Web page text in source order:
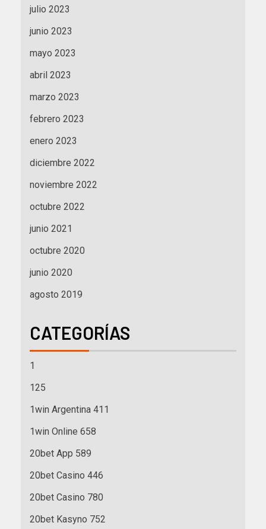
julio 2023
junio 2023
mayo 2023
abril 2023
marzo 2023
febrero 2023
enero 2023
diciembre 2022
noviembre 2022
octubre 2022
junio 2021
octubre 2020
junio 2020
agosto 2019
CATEGORÍAS
1
125
1win Argentina 411
1win Online 658
20bet App 589
20bet Casino 446
20bet Casino 780
20bet Kasyno 752